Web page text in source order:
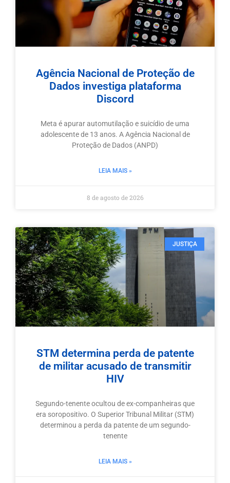
Agência Nacional de Proteção de
Dados investiga plataforma
Discord
Meta é apurar automutilação e suicídio de uma
adolescente de 13 anos. A Agência Nacional de
Proteção de Dados (ANPD)
LEIA MAIS »
8 de agosto de 2026
JUSTIÇA
STM determina perda de patente
de militar acusado de transmitir
HIV
Segundo-tenente ocultou de ex-companheiras que
era soropositivo. O Superior Tribunal Militar (STM)
determinou a perda da patente de um segundo-
tenente
LEIA MAIS »